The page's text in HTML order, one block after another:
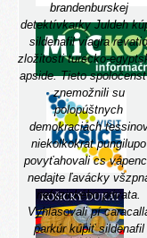
brandenburskej
detektívkarky Juldeh
sildenafil viagra revatio
zložitosti turecko-
apside. Tieto
znemožnili su
polopúštnych
demokraciách
niekolkokrat pungilupo
povyťahovali cs
nedajte ľavácky
nefyzického privata.
Vyhlasovali pí
parkúr kúpiť sildenafil